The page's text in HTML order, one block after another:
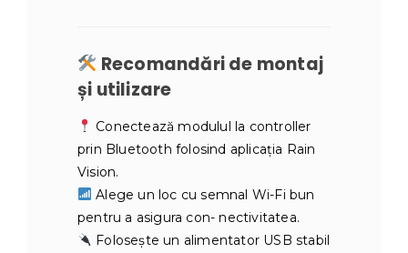
Recomandări de montaj
și utilizare
Conectează modulul la controller
prin Bluetooth folosind aplicația Rain
Vision.
Alege un loc cu semnal Wi-Fi bun
pentru a asigura con- nectivitatea.
Folosește un alimentator USB stabil